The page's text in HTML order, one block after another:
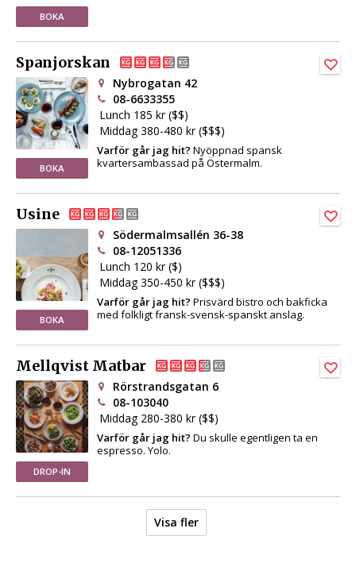
BOKA
Spanjorskan
BOKA
Nybrogatan 42
08-6633355
Lunch 185 kr ($$)
Middag 380-480 kr ($$$)
Varför går jag hit? Nyöppnad spansk
kvartersambassad på Östermalm.
Usine
BOKA
Södermalmsallén 36-38
08-12051336
Lunch 120 kr ($)
Middag 350-450 kr ($$$)
Varför går jag hit? Prisvärd bistro och bakficka
med folkligt fransk-svensk-spanskt anslag.
Mellqvist Matbar
DROP-IN
Rörstrandsgatan 6
08-103040
Middag 280-380 kr ($$)
Varför går jag hit? Du skulle egentligen ta en
espresso. Yolo.
Visa fler